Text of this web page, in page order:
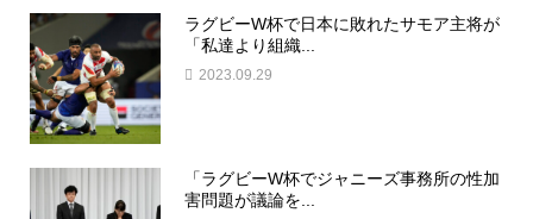
ラグビーW杯で日本に敗れたサモア主将が
「私達より組織...
2023.09.29
「ラグビーW杯でジャニーズ事務所の性加
害問題が議論を...